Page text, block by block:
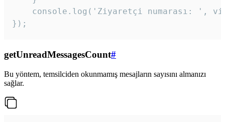
console.log('Ziyaretçi numarası: ',
});
getUnreadMessagesCount#
Bu yöntem, temsilciden okunmamış mesajların sayısını almanızı
sağlar.